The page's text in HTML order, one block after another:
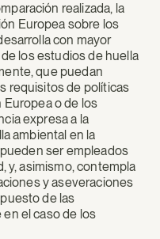
realizada, la
Europea sobre los
con mayor
los estudios de huella
que puedan
requisitos de políticas
Europea o de los
expresa a la
ambiental en la
ser empleados
y, asimismo, contempla
y aseveraciones
de las
el caso de los